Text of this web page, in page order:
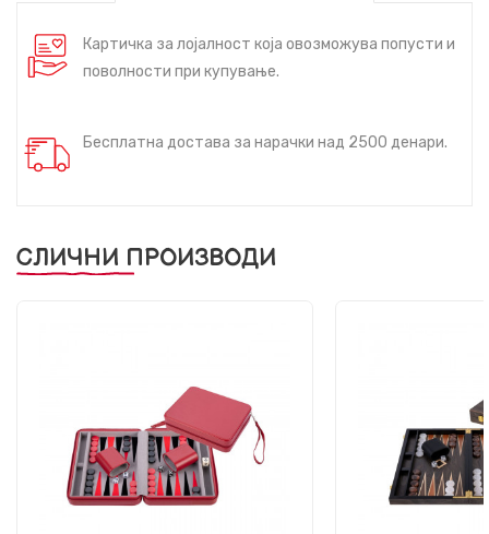
Картичка за лојалност која овозможува попусти и
поволности при купување.
Бесплатна достава за нарачки над 2500 денари.
СЛИЧНИ ПРОИЗВОДИ